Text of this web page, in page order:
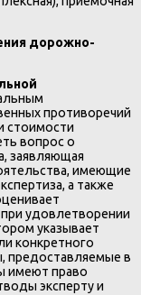
дорожно-
противоречий
стоимости
вопрос о
заявляющая
имеющие
а также
удовлетворении
указывает
конкретного
предоставляемые в
имеют право
эксперту и